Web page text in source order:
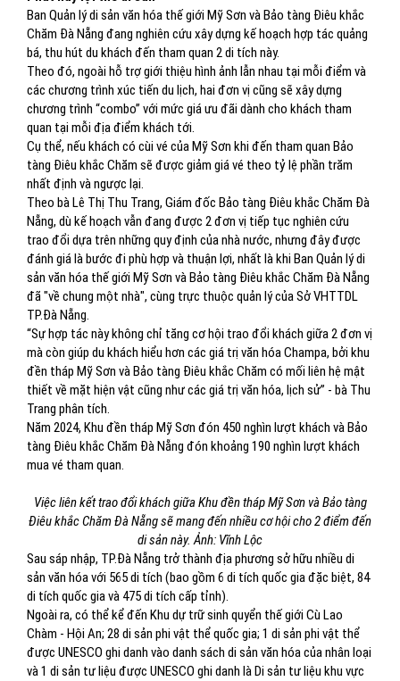
Ban Quản lý di sản văn hóa thế giới Mỹ Sơn và Bảo tàng Điêu khắc
Chăm Đà Nẵng đang nghiên cứu xây dựng kế hoạch hợp tác quảng
bá, thu hút du khách đến tham quan 2 di tích này.
Theo đó, ngoài hỗ trợ giới thiệu hình ảnh lẫn nhau tại mỗi điểm và
các chương trình xúc tiến du lịch, hai đơn vị cũng sẽ xây dựng
chương trình “combo” với mức giá ưu đãi dành cho khách tham
quan tại mỗi địa điểm khách tới.
Cụ thể, nếu khách có cùi vé của Mỹ Sơn khi đến tham quan Bảo
tàng Điêu khắc Chăm sẽ được giảm giá vé theo tỷ lệ phần trăm
nhất định và ngược lại.
Theo bà Lê Thị Thu Trang, Giám đốc Bảo tàng Điêu khắc Chăm Đà
Nẵng, dù kế hoạch vẫn đang được 2 đơn vị tiếp tục nghiên cứu
trao đổi dựa trên những quy định của nhà nước, nhưng đây được
đánh giá là bước đi phù hợp và thuận lợi, nhất là khi Ban Quản lý di
sản văn hóa thế giới Mỹ Sơn và Bảo tàng Điêu khắc Chăm Đà Nẵng
đã "về chung một nhà", cùng trực thuộc quản lý của Sở VHTTDL
TP.Đà Nẵng.
“Sự hợp tác này không chỉ tăng cơ hội trao đổi khách giữa 2 đơn vị
mà còn giúp du khách hiểu hơn các giá trị văn hóa Champa, bởi khu
đền tháp Mỹ Sơn và Bảo tàng Điêu khắc Chăm có mối liên hệ mật
thiết về mặt hiện vật cũng như các giá trị văn hóa, lịch sử” - bà Thu
Trang phân tích.
Năm 2024, Khu đền tháp Mỹ Sơn đón 450 nghìn lượt khách và Bảo
tàng Điêu khắc Chăm Đà Nẵng đón khoảng 190 nghìn lượt khách
mua vé tham quan.
Việc liên kết trao đổi khách giữa Khu đền tháp Mỹ Sơn và Bảo tàng
Điêu khắc Chăm Đà Nẵng sẽ mang đến nhiều cơ hội cho 2 điểm đến
di sản này. Ảnh: Vĩnh Lộc
Sau sáp nhập, TP.Đà Nẵng trở thành địa phương sở hữu nhiều di
sản văn hóa với 565 di tích (bao gồm 6 di tích quốc gia đặc biệt, 84
di tích quốc gia và 475 di tích cấp tỉnh).
Ngoài ra, có thể kể đến Khu dự trữ sinh quyển thế giới Cù Lao
Chàm - Hội An; 28 di sản phi vật thể quốc gia; 1 di sản phi vật thể
được UNESCO ghi danh vào danh sách di sản văn hóa của nhân loại
và 1 di sản tư liệu được UNESCO ghi danh là Di sản tư liệu khu vực